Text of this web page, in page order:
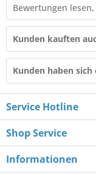
Bewertungen
Kunden kauften
Kunden haben sich
Service Hotline
Shop Service
Informationen